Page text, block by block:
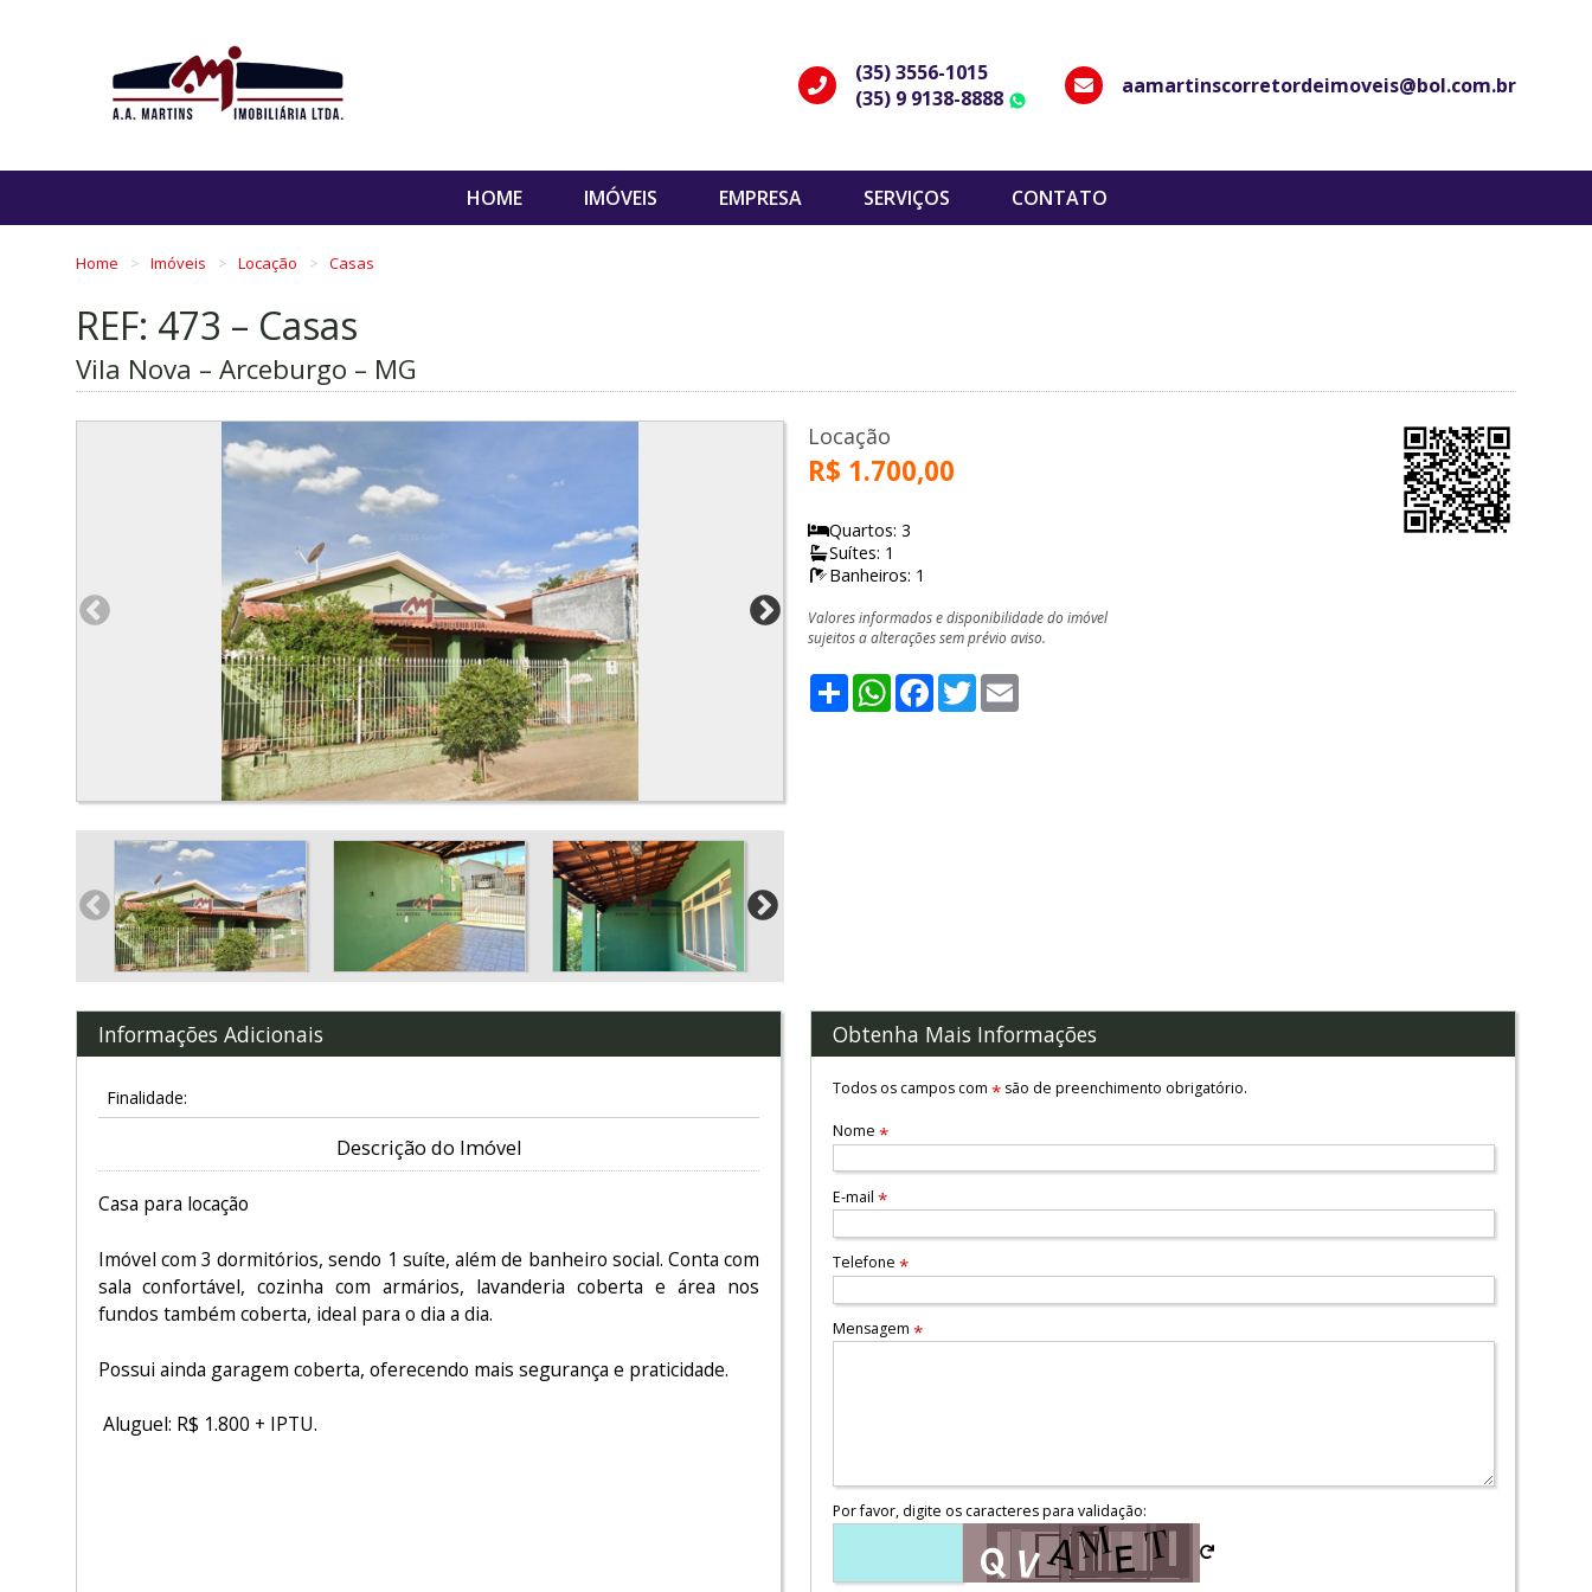
(35) 3556-1015
(35) 9 9138-8888
WhatsApp
aamartinscorretordeimoveis@bol.com.br
HOME IMÓVEIS EMPRESA SERVIÇOS CONTATO
Home Imóveis Locação Casas
REF: 473 – Casas
Vila Nova – Arceburgo – MG
Locação
R$ 1.700,00
Quartos: 3
Suítes: 1
Banheiros: 1
Valores informados e disponibilidade do imóvel
sujeitos a alterações sem prévio aviso.
ShareWhatsApp
Facebook
Twitter
Informações Adicionais
Finalidade:
Descrição do Imóvel
Casa para locação
Imóvel com 3 dormitórios, sendo 1 suíte, além de banheiro social. Conta com
sala confortável, cozinha com armários, lavanderia coberta e área nos
fundos também coberta, ideal para o dia a dia.
Possui ainda garagem coberta, oferecendo mais segurança e praticidade.
Aluguel: R$ 1.800 + IPTU.
Obtenha Mais Informações
Todos os campos com *são de preenchimento obrigatório.
Nome *
E-mail *
Telefone *
Mensagem *
Por favor, digite os caracteres para validação: